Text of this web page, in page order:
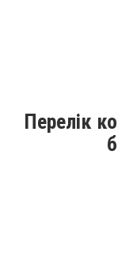
Перелік